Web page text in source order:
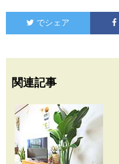
でシェア
関連記事